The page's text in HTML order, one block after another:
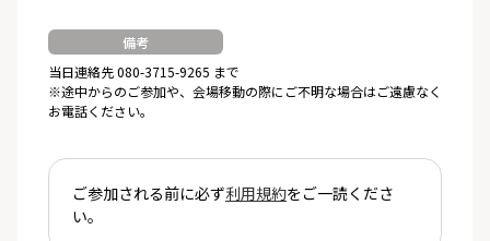
備考
当日連絡先 080-3715-9265 まで
※途中からのご参加や、会場移動の際にご不明な場合はご遠慮なく
お電話ください。
ご参加される前に必ず利用規約をご一読くださ
い。